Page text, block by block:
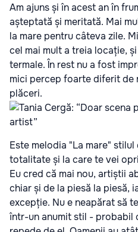
Am ajuns și în acest an în
așteptată și meritată. Mai
la mare pentru câteva zile.
cel mai mult a treia locație,
termale. În rest nu a fost
mici percep foarte diferit de
plăceri.
Este melodia "La mare"
totalitate și la care te vei
Eu cred că mai nou, artiștii
chiar și de la piesă la piesă,
excepție. Nu e neapărat să
într-un anumit stil - probabil